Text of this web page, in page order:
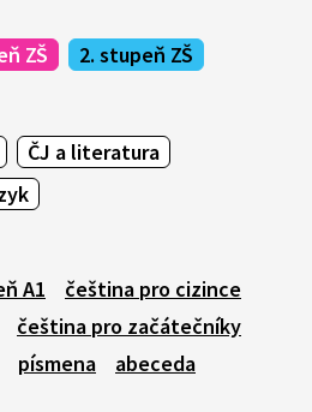
ZŠ 2. stupeň ZŠ
ČJ a literatura
A1
čeština pro cizince
čeština pro začátečníky
písmena
abeceda